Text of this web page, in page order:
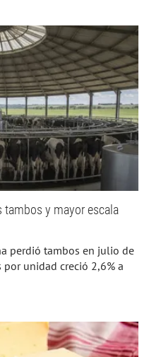
tambos y mayor escala
perdió tambos en julio de
unidad creció 2,6% a